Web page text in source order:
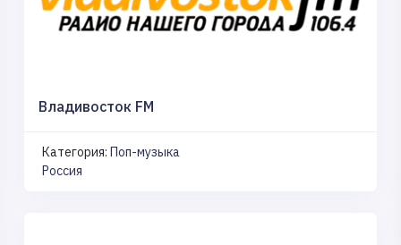
Владивосток FM
Категория: Поп-музыка
Россия